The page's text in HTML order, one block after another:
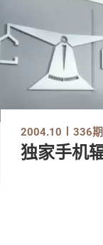
2004.10 336期
独家手机